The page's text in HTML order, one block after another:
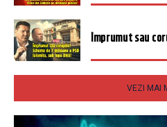
Împrumut sau
VEZI MAI